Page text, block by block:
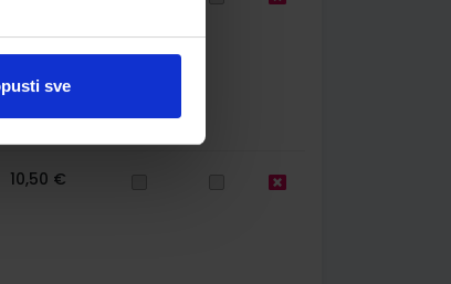
sve
10,50 €